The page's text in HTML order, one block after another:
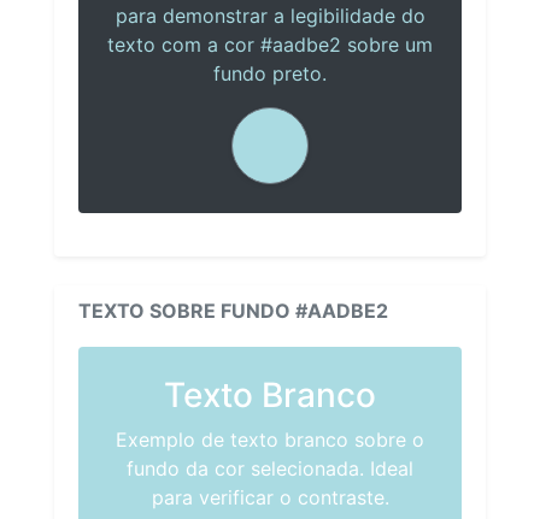
para demonstrar a legibilidade do
texto com a cor #aadbe2 sobre um
fundo preto.
TEXTO SOBRE FUNDO #AADBE2
Texto Branco
Exemplo de texto branco sobre o
fundo da cor selecionada. Ideal
para verificar o contraste.